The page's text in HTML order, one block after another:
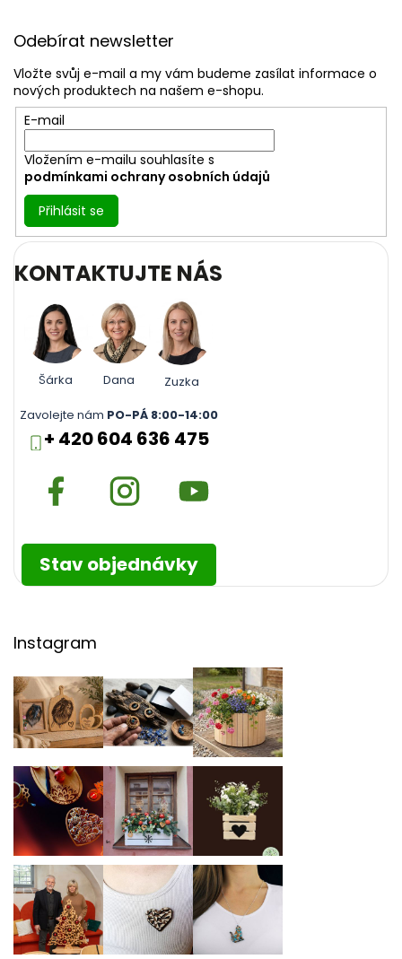
Odebírat newsletter
Vložte svůj e-mail a my vám budeme zasílat informace o
nových produktech na našem e-shopu.
E-mail
Vložením e-mailu souhlasíte s
podmínkami ochrany osobních údajů
Přihlásit se
KONTAKTUJTE NÁS
Šárka Dana
Zuzka
Zavolejte nám PO-PÁ 8:00-14:00
+ 420 604 636 475
Stav objednávky
Instagram